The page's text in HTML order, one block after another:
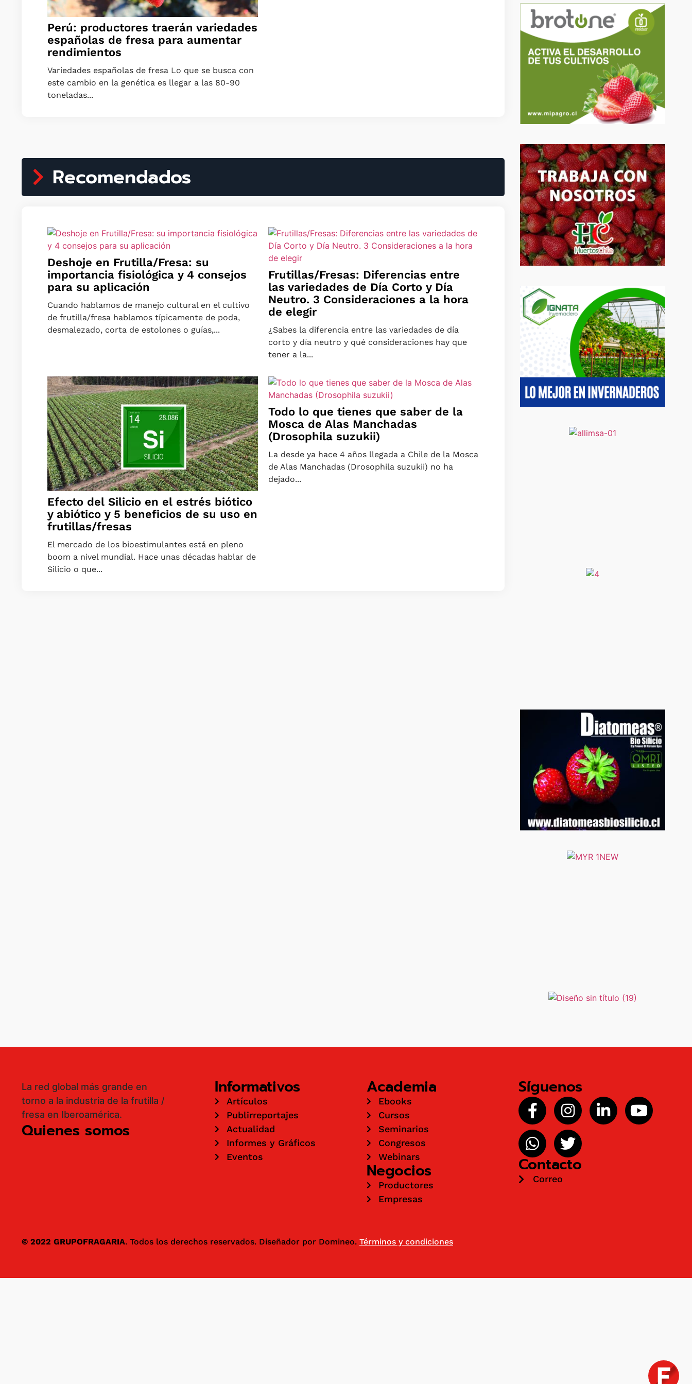
Perú: productores traerán variedades
españolas de fresa para aumentar
rendimientos
Variedades españolas de fresa Lo que se busca con
este cambio en la genética es llegar a las 80-90
toneladas...
Recomendados
Deshoje en Frutilla/Fresa: su
importancia fisiológica y 4 consejos
para su aplicación
Cuando hablamos de manejo cultural en el cultivo
de frutilla/fresa hablamos típicamente de poda,
desmalezado, corta de estolones o guías,...
Frutillas/Fresas: Diferencias entre
las variedades de Día Corto y Día
Neutro. 3 Consideraciones a la hora
de elegir
¿Sabes la diferencia entre las variedades de día
corto y día neutro y qué consideraciones hay que
tener a la...
Efecto del Silicio en el estrés biótico
y abiótico y 5 beneficios de su uso en
frutillas/fresas
El mercado de los bioestimulantes está en pleno
boom a nivel mundial. Hace unas décadas hablar de
Silicio o que...
Todo lo que tienes que saber de la
Mosca de Alas Manchadas
(Drosophila suzukii)
La desde ya hace 4 años llegada a Chile de la Mosca
de Alas Manchadas (Drosophila suzukii) no ha
dejado...
La red global más grande en
torno a la industria de la frutilla /
fresa en Iberoamérica.
Quienes somos
Informativos
Artículos
Publirreportajes
Actualidad
Informes y Gráficos
Eventos
Academia
Ebooks
Cursos
Seminarios
Congresos
Webinars
Negocios
Productores
Empresas
Síguenos
Contacto
Correo
© 2022 GRUPOFRAGARIA. Todos los derechos reservados. Diseñador por Domineo. Términos y condiciones
1